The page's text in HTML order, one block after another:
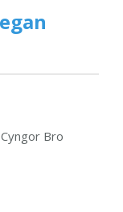
Bro